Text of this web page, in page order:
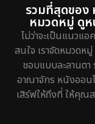
รวมที่สุดขอ
หมวดหมู่ ดู
ไม่ว่าจะเป็นแนวแ
สนใจ เราจัดหมวดห
ชอบแบบละลานตา
อาณาจักร หนังออน
เสิร์ฟให้ถึงที่ ให้คุณ